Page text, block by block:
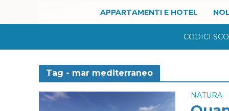
APPARTAMENTI E HOTEL
CODICI
Tag - mar mediterraneo
NATURA